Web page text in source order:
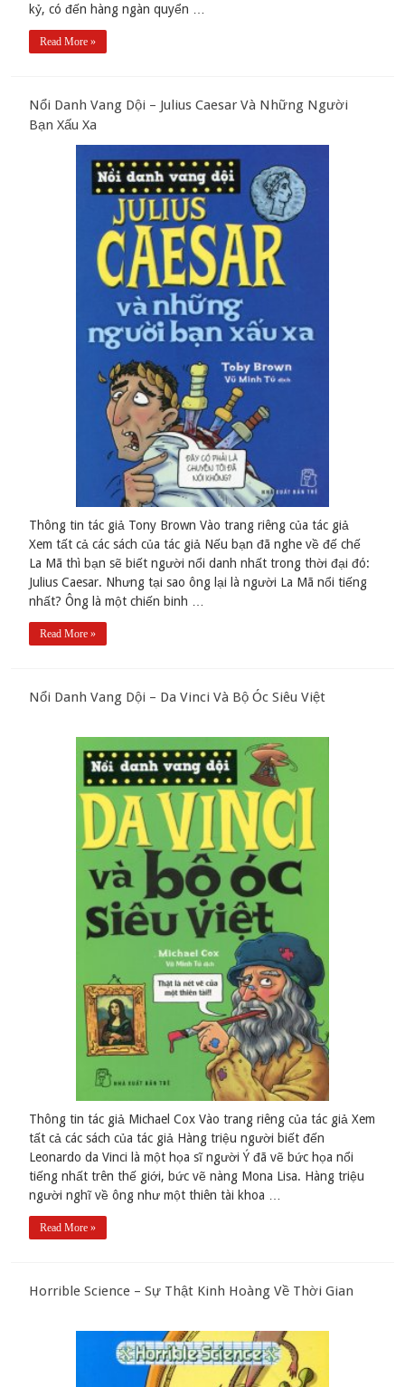
kỷ, có đến hàng ngàn quyển …
Read More »
Nổi Danh Vang Dội – Julius Caesar Và Những Người
Bạn Xấu Xa
Thông tin tác giả Tony Brown Vào trang riêng của tác giả
Xem tất cả các sách của tác giả Nếu bạn đã nghe về đế chế
La Mã thì bạn sẽ biết người nổi danh nhất trong thời đại đó:
Julius Caesar. Nhưng tại sao ông lại là người La Mã nổi tiếng
nhất? Ông là một chiến binh …
Read More »
Nổi Danh Vang Dội – Da Vinci Và Bộ Óc Siêu Việt
Thông tin tác giả Michael Cox Vào trang riêng của tác giả Xem
tất cả các sách của tác giả Hàng triệu người biết đến
Leonardo da Vinci là một họa sĩ người Ý đã vẽ bức họa nổi
tiếng nhất trên thế giới, bức vẽ nàng Mona Lisa. Hàng triệu
người nghĩ về ông như một thiên tài khoa …
Read More »
Horrible Science – Sự Thật Kinh Hoàng Về Thời Gian